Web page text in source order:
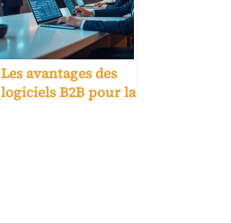
Les avantages des
logiciels B2B pour la